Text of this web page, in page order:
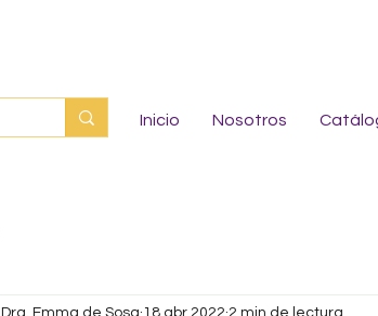
Inicio Nosotros
Dra. Emma de Sosa 18 abr 2022 2 min de lectura